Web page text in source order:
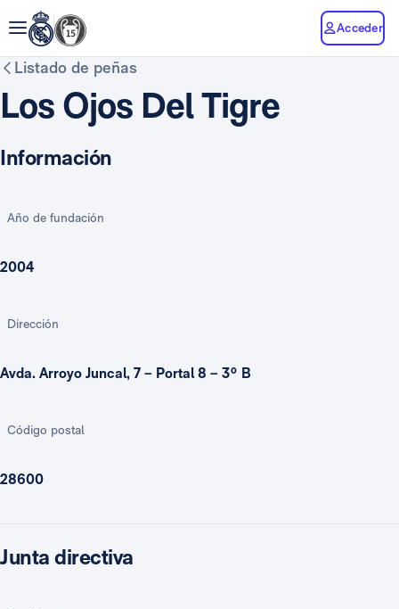
Acceder
Listado de peñas
Los Ojos Del Tigre
Información
Año de fundación
2004
Dirección
Avda. Arroyo Juncal, 7 – Portal 8 – 3º B
Código postal
28600
Junta directiva